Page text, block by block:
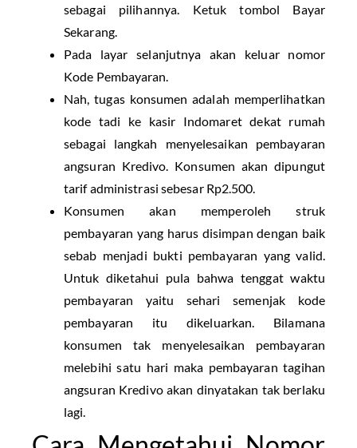
sebagai pilihannya. Ketuk tombol Bayar
Sekarang.
Pada layar selanjutnya akan keluar nomor
Kode Pembayaran.
Nah, tugas konsumen adalah memperlihatkan
kode tadi ke kasir Indomaret dekat rumah
sebagai langkah menyelesaikan pembayaran
angsuran Kredivo. Konsumen akan dipungut
tarif administrasi sebesar Rp2.500.
Konsumen akan memperoleh struk
pembayaran yang harus disimpan dengan baik
sebab menjadi bukti pembayaran yang valid.
Untuk diketahui pula bahwa tenggat waktu
pembayaran yaitu sehari semenjak kode
pembayaran itu dikeluarkan. Bilamana
konsumen tak menyelesaikan pembayaran
melebihi satu hari maka pembayaran tagihan
angsuran Kredivo akan dinyatakan tak berlaku
lagi.